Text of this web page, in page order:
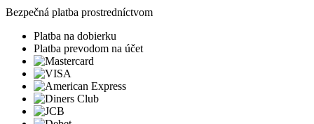
Bezpečná platba prostredníctvom
Platba na dobierku
Platba prevodom na účet